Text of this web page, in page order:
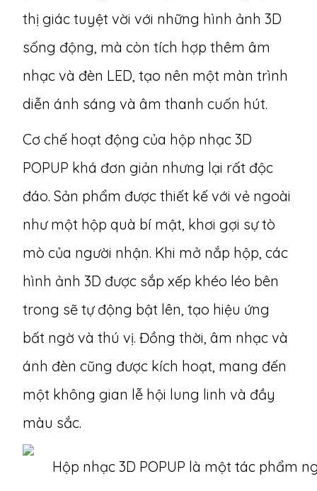
thị giác tuyệt vời với những hình ảnh 3D
sống động, mà còn tích hợp thêm âm
nhạc và đèn LED, tạo nên một màn trình
diễn ánh sáng và âm thanh cuốn hút.
Cơ chế hoạt động của hộp nhạc 3D
POPUP khá đơn giản nhưng lại rất độc
đáo. Sản phẩm được thiết kế với vẻ ngoài
như một hộp quà bí mật, khơi gợi sự tò
mò của người nhận. Khi mở nắp hộp, các
hình ảnh 3D được sắp xếp khéo léo bên
trong sẽ tự động bật lên, tạo hiệu ứng
bất ngờ và thú vị. Đồng thời, âm nhạc và
ánh đèn cũng được kích hoạt, mang đến
một không gian lễ hội lung linh và đầy
màu sắc.